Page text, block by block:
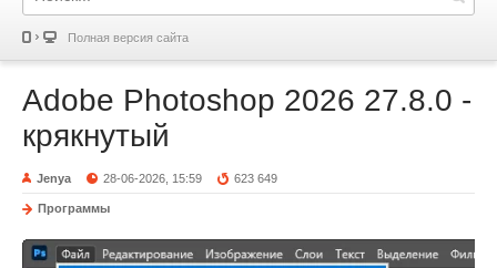
Полная версия сайта
Adobe Photoshop 2026 27.8.0 -
крякнутый
Jenya 28-06-2026, 15:59 623 649
Программы